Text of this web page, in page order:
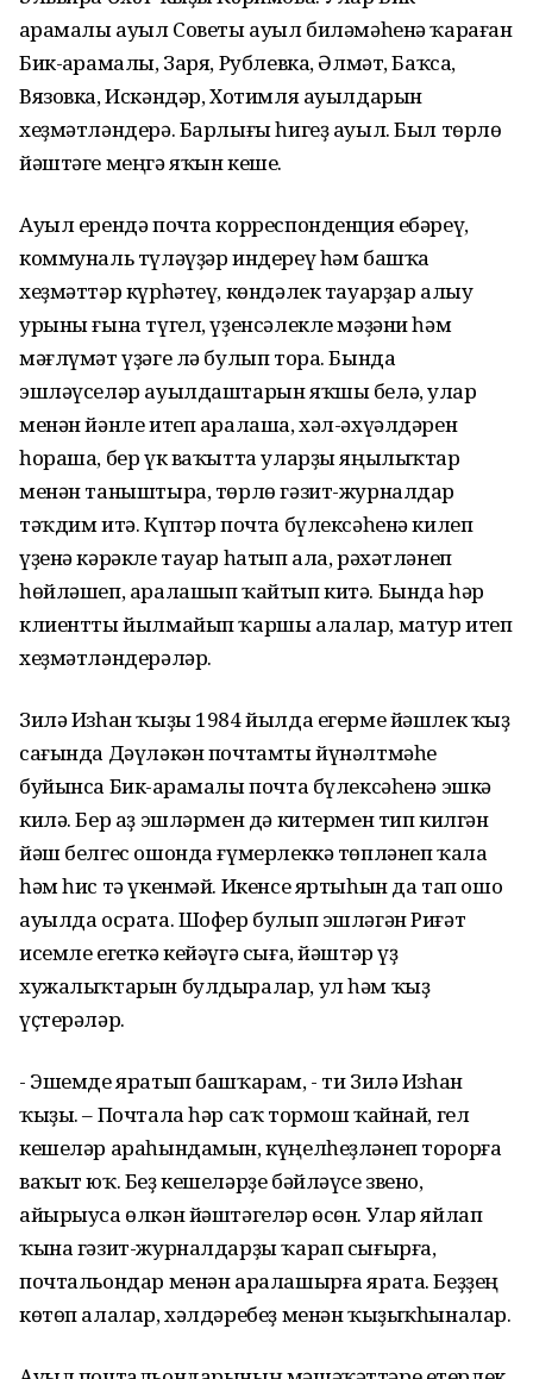
Ҡарамалы ауыл Советы ауыл биләмәһенә ҡараған
Бик-Ҡарамалы, Заря, Рублевка, Әлмәт, Баҡса,
Вязовка, Искәндәр, Хотимля ауылдарын
хеҙмәтләндерә. Барлығы һигеҙ ауыл. Был төрлө
йәштәге меңгә яҡын кеше.
Ауыл ерендә почта корреспонденция ебәреү,
коммуналь түләүҙәр индереү һәм башҡа
хеҙмәттәр күрһәтеү, көндәлек тауарҙар алыу
урыны ғына түгел, үҙенсәлекле мәҙәни һәм
мәғлүмәт үҙәге лә булып тора. Бында
эшләүселәр ауылдаштарын яҡшы белә, улар
менән йәнле итеп аралаша, хәл-әхүәлдәрен
һораша, бер үк ваҡытта уларҙы яңылыҡтар
менән таныштыра, төрлө гәзит-журналдар
тәҡдим итә. Күптәр почта бүлексәһенә килеп
үҙенә кәрәкле тауар һатып ала, рәхәтләнеп
һөйләшеп, аралашып ҡайтып китә. Бында һәр
клиентты йылмайып ҡаршы алалар, матур итеп
хеҙмәтләндерәләр.
Зилә Изһан ҡыҙы 1984 йылда егерме йәшлек ҡыҙ
сағында Дәүләкән почтамты йүнәлтмәһе
буйынса Бик-Ҡарамалы почта бүлексәһенә эшкә
килә. Бер аҙ эшләрмен дә китермен тип килгән
йәш белгес ошонда ғүмерлеккә төпләнеп ҡала
һәм һис тә үкенмәй. Икенсе яртыһын да тап ошо
ауылда осрата. Шофер булып эшләгән Риғәт
исемле егеткә кейәүгә сыға, йәштәр үҙ
хужалыҡтарын булдыралар, ул һәм ҡыҙ
үҫтерәләр.
- Эшемде яратып башҡарам, - ти Зилә Изһан
ҡыҙы. – Почтала һәр саҡ тормош ҡайнай, гел
кешеләр араһындамын, күңелһеҙләнеп торорға
ваҡыт юҡ. Беҙ кешеләрҙе бәйләүсе звено,
айырыуса өлкән йәштәгеләр өсөн. Улар яйлап
ҡына гәзит-журналдарҙы ҡарап сығырға,
почтальондар менән аралашырға ярата. Беҙҙең
көтөп алалар, хәлдәребеҙ менән ҡыҙыҡһыналар.